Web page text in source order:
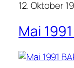
12. Oktober
Mai